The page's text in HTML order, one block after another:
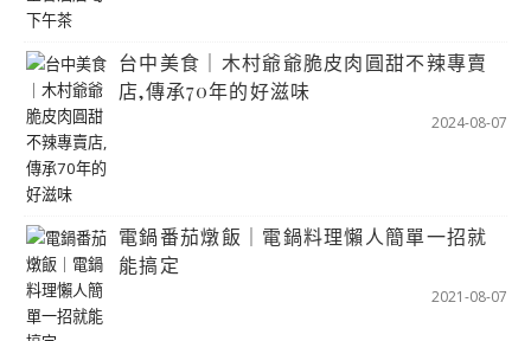
台中美食｜木村爺爺脆皮肉圓甜不辣專賣
店,傳承70年的好滋味
2024-08-07
電鍋番茄燉飯｜電鍋料理懶人簡單一招就
能搞定
2021-08-07